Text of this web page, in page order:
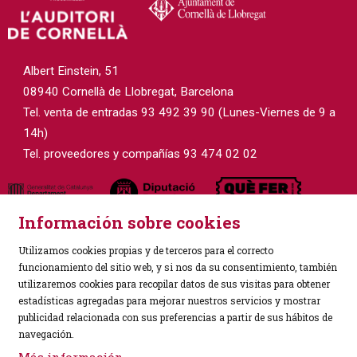
Albert Einstein, 51
08940 Cornellà de Llobregat, Barcelona
Tel. venta de entradas 93 492 39 90 (Lunes-Viernes de 9 a
14h)
Tel. proveedores y compañías 93 474 02 02
Sitemap | Aviso Legal | Política de Privacidad
|
Uso de Cookies
Información sobre cookies
Utilizamos cookies propias y de terceros para el correcto
funcionamiento del sitio web, y si nos da su consentimiento, también
utilizaremos cookies para recopilar datos de sus visitas para obtener
estadísticas agregadas para mejorar nuestros servicios y mostrar
publicidad relacionada con sus preferencias a partir de sus hábitos de
navegación.